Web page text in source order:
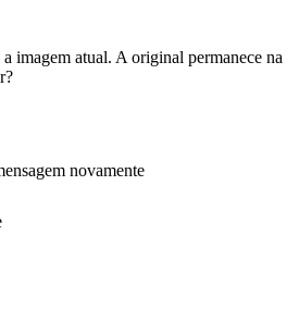
imagem atual. A original permanece na
novamente